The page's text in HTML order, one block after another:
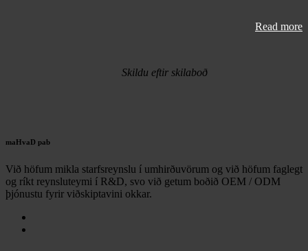
Read more
Skildu eftir skilaboð
maHvaD pab
Við höfum mikla starfsreynslu í umhirðuvörum og við höfum faglegt
og ríkt reynsluteymi í R&D, svo við getum boðið OEM / ODM
þjónustu fyrir viðskiptavini okkar.